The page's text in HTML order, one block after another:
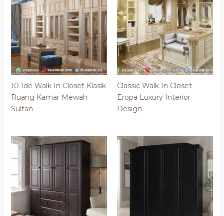
10 Ide Walk In Closet Klasik
Ruang Kamar Mewah
Sultan
Classic Walk In Closet
Eropa Luxury Interior
Design